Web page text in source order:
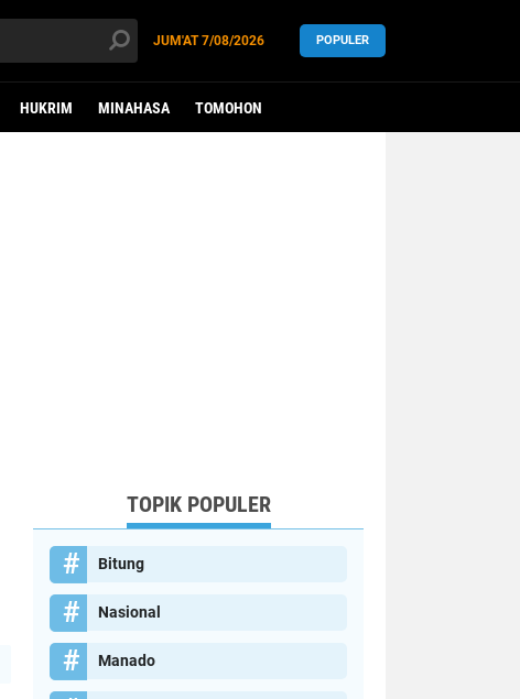
JUM'AT7/08/2026 POPULER
HUKRIM MINAHASA TOMOHON
TOPIK POPULER
Bitung
Nasional
Manado